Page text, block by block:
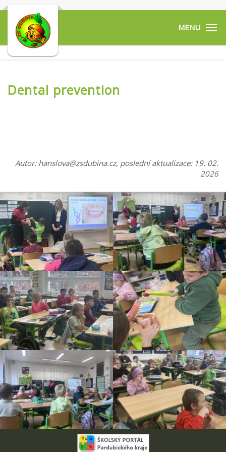
Dental prevention
Autor: hanslova@zsdubina.cz, poslední aktualizace: 19. 02.
2026